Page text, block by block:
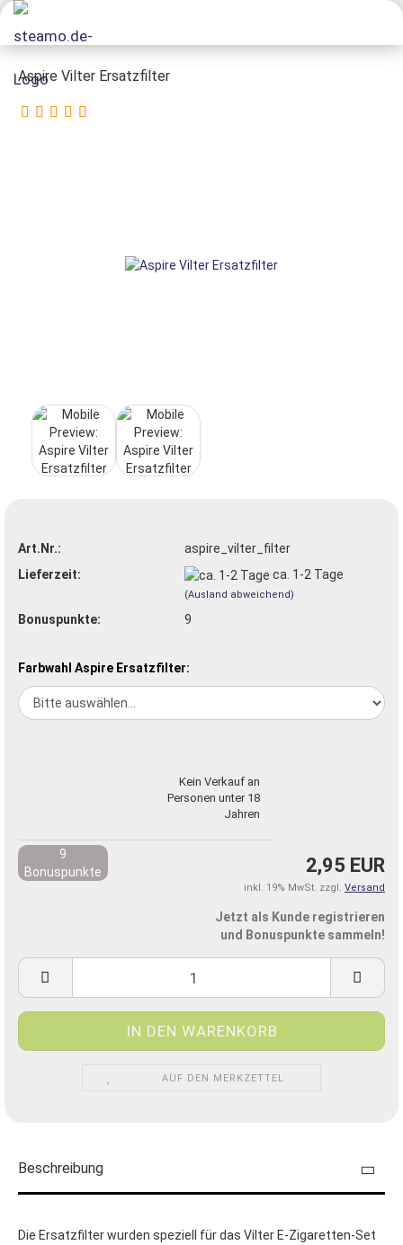
Aspire Vilter Ersatzfilter
Art.Nr.:
aspire_vilter_filter
Lieferzeit:
ca. 1-2 Tage
(Ausland abweichend)
Bonuspunkte: 9
Farbwahl Aspire Ersatzfilter:
Kein Verkauf an
Personen unter 18
Jahren
2,95 EUR
inkl. 19% MwSt. zzgl. Versand
9
Bonuspunkte
Jetzt als Kunde registrieren
und Bonuspunkte sammeln!
AUF DEN MERKZETTEL
Beschreibung
Die Ersatzfilter wurden speziell für das Vilter E-Zigaretten-Set